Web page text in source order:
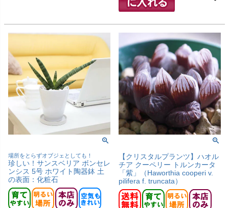
場所をとらずオブジェとしても！
珍しい！サンスベリア ボンセレ
ンシス 5号 ホワイト陶器鉢 土
の表面：化粧石
【クリスタルプランツ】ハオル
チア クーペリー トルンカータ
「紫」（Haworthia cooperi v.
pilifera f. truncata）